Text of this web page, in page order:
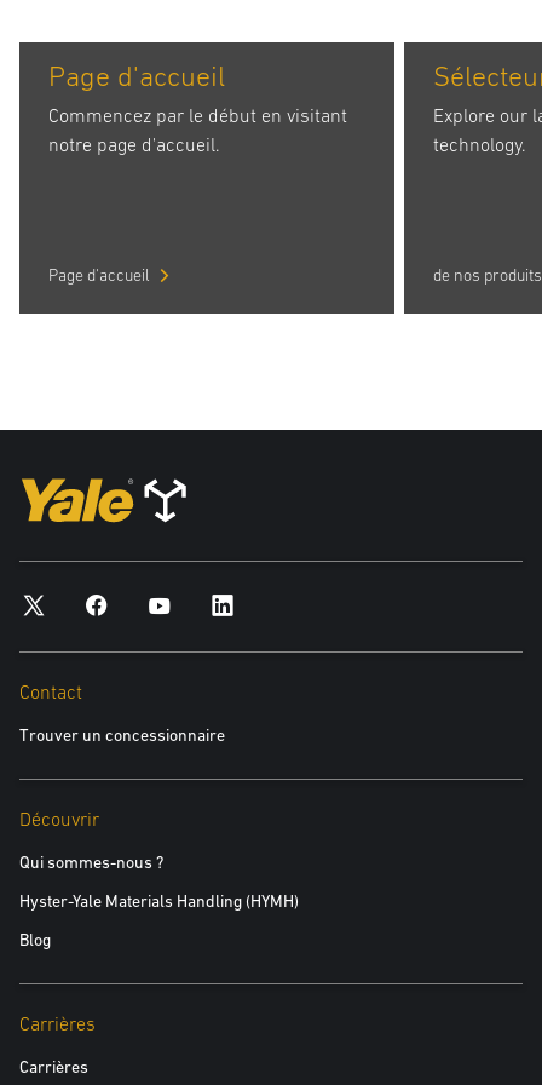
Page d'accueil
Commencez par le début en visitant
notre page d'accueil.
Page d'accueil
Explore our
technology.
de nos
Contact
Trouver un concessionnaire
Découvrir
Qui sommes-nous ?
Hyster-Yale Materials Handling (HYMH)
Blog
Carrières
Carrières